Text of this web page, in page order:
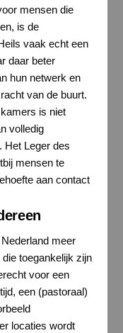
mensen die
is de
vaak echt een
daar beter
hun netwerk en
van de buurt.
is niet
volledig
Het Leger des
mensen te
aan contact
meer
toegankelijk zijn
voor een
een (pastoraal)
locaties wordt